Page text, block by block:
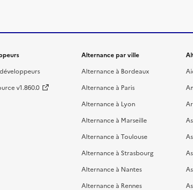
v1.860.0
Alternance par ville
Alternance à Bordeaux
Alternance à Paris
Alternance à Lyon
Alternance à Marseille
Alternance à Toulouse
Alternance à Strasbourg
Alternance à Nantes
Alternance à Rennes